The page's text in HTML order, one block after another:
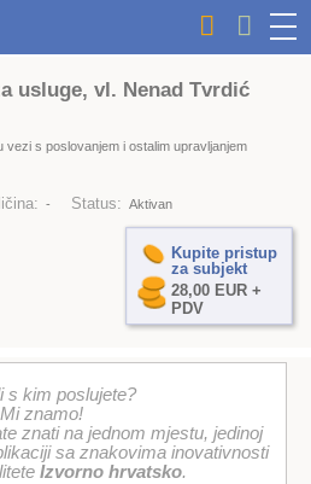
usluge, vl. Nenad Tvrdić
vezi s poslovanjem i ostalim upravljanjem
- Status: Aktivan
Kupite pristup
za subjekt
28,00 EUR +
PDV
s kim poslujete?
Mi znamo!
znati na jednom mjestu, jedinoj
sa znakovima inovativnosti
Izvorno hrvatsko.